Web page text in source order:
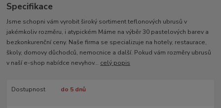
Specifikace
Jsme schopni vám vyrobit široký sortiment teflonových ubrusů v
jakémkoliv rozměru, i atypickém Máme na výběr 30 pastelových barev a
bezkonkurenční ceny. Naše firma se specializuje na hotely, restaurace,
školy, domovy důchodců, nemocnice a další. Pokud vám rozměry ubrusů
v naší e-shop nabídce nevyhov... celý popis
Dostupnost do 5 dnů